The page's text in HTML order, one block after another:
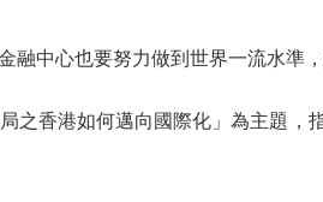
心也要努力做到世界一流水準，
香港如何邁向國際化」為主題，